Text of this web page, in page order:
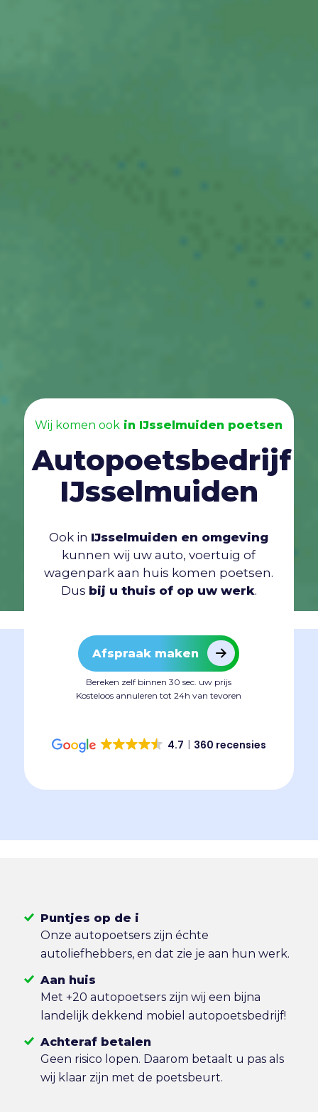
Wij komen ook in IJsselmuiden poetsen
Autopoetsbedrijf
IJsselmuiden
Ook in IJsselmuiden en omgeving
kunnen wij uw auto, voertuig of
wagenpark aan huis komen poetsen.
Dus bij u thuis of op uw werk.
Afspraak maken
Bereken zelf binnen 30 sec. uw prijs
Kosteloos annuleren tot 24h van tevoren
4.7 360 recensies
Puntjes op de i
Onze autopoetsers zijn échte
autoliefhebbers, en dat zie je aan hun werk.
Aan huis
Met +20 autopoetsers zijn wij een bijna
landelijk dekkend mobiel autopoetsbedrijf!
Achteraf betalen
Geen risico lopen. Daarom betaalt u pas als
wij klaar zijn met de poetsbeurt.